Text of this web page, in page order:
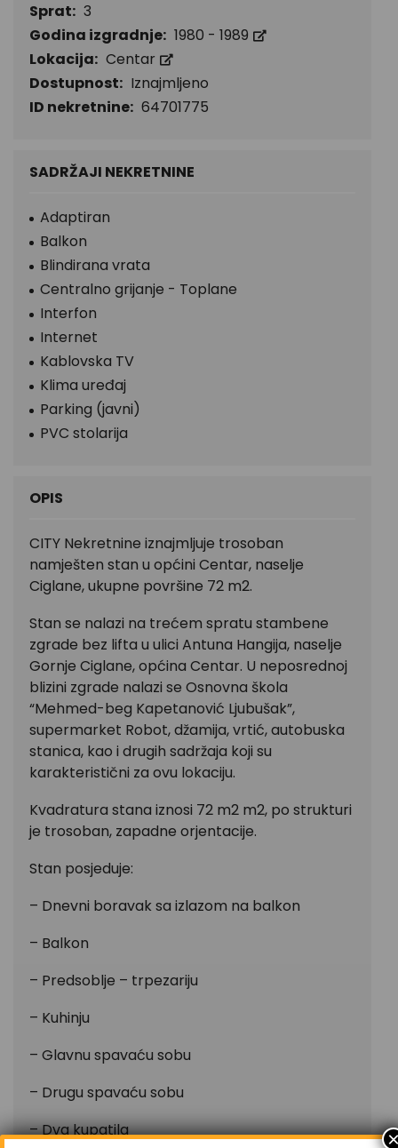
Sprat: 3
Godina izgradnje: 1980 - 1989
Lokacija: Centar
Dostupnost: Iznajmljeno
ID nekretnine: 64701775
SADRŽAJI NEKRETNINE
Adaptiran
Balkon
Blindirana vrata
Centralno grijanje - Toplane
Interfon
Internet
Kablovska TV
Klima uređaj
Parking (javni)
PVC stolarija
OPIS
CITY Nekretnine iznajmljuje trosoban
namješten stan u općini Centar, naselje
Ciglane, ukupne površine 72 m2.
Stan se nalazi na trećem spratu stambene
zgrade bez lifta u ulici Antuna Hangija, naselje
Gornje Ciglane, općina Centar. U neposrednoj
blizini zgrade nalazi se Osnovna škola
“Mehmed-beg Kapetanović Ljubušak”,
supermarket Robot, džamija, vrtić, autobuska
stanica, kao i drugih sadržaja koji su
karakteristični za ovu lokaciju.
Kvadratura stana iznosi 72 m2 m2, po strukturi
je trosoban, zapadne orjentacije.
Stan posjeduje:
– Dnevni boravak sa izlazom na balkon
– Balkon
– Predsoblje – trpezariju
– Kuhinju
– Glavnu spavaću sobu
– Drugu spavaću sobu
– Dva kupatila